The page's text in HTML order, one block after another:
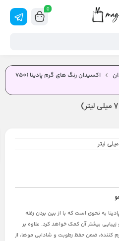
0
اکسیدان رنگ های گرم پادینا (750
به نحوی است که با از بین بردن رفله
بیشتر آن کمک خواهد کرد. علاوه بر
کننده، ضمن حفظ رطوبت و شادابی موها، از